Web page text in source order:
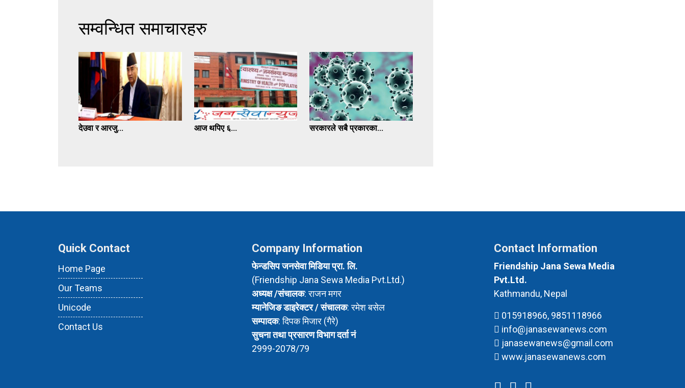
सम्वन्धित समाचारहरु
देउवा र आरजु... आज थपिए ६... सरकारले सबै प्रकारका...
Quick Contact
Home Page
Our Teams
Unicode
Contact Us
Company Information
फेन्डसिप जनसेवा मिडिया प्रा. लि.
(Friendship Jana Sewa Media Pvt.Ltd.)
अध्यक्ष /संचालक: राजन मगर
म्यानेजिङ डाइरेक्टर / संचालक: रमेश बसेल
सम्पादक: दिपक मिजार (गैरे)
सुचना तथा प्रसारण विभाग दर्ता नं
2999-2078/79
Contact Information
Friendship Jana Sewa Media
Pvt.Ltd.
Kathmandu, Nepal
015918966, 9851118966
info@janasewanews.com
janasewanews@gmail.com
www.janasewanews.com